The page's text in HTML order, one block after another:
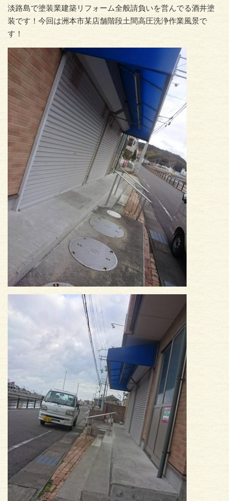
淡路島で塗装業建築リフォーム全般請負いを営んでる酒井塗
装です！今回は洲本市某店舗階段土間高圧洗浄作業風景で
す！